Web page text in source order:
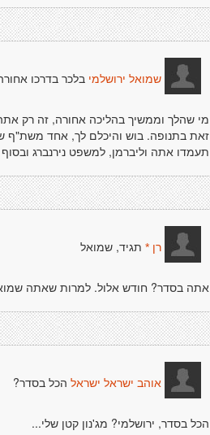
שמואל ירושלמי בלכר בדרכו
מי שהלך וממשיך בהליכה אחורה, זה רק
זאת בתנופה. בוש והיכלם לך, אחד משת"ף
תעמדו אתה וליברמן, למשפט נירנברג
רן * תגיד, שמואל
אתה בסדר? חודש אלול. למרות שאתה שמואל
אוהב ישראל ישראל הכל בסדר?
הכל בסדר, ירושלמי? מג'נון קטן שלי...